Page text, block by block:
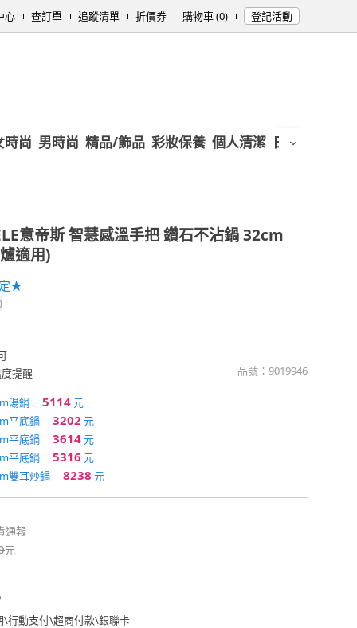
心 查訂單 追蹤清單 折價券 購物車 (0) 登記活動
時尚 男時尚 精品/飾品 彩妝保養 個人清潔 日用/紙品
意帝斯 智慧感溫手把 鑽石不沾鍋 32cm
適用)
★
提醒
品號： 9019946
湯鍋 5114元
平底鍋
3202 元
平底鍋
3614元
平底鍋
5316 元
雙耳炒鍋
8238 元
通報
元
\行動支付\超商付款\銀聯卡